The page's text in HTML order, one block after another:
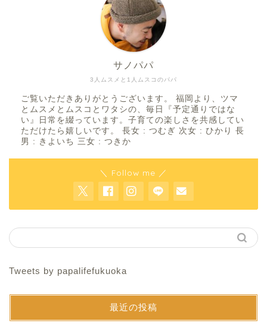
3人ムスメと1人ムスコのパパ
サノパパ
ご覧いただきありがとうございます。 福岡より、ツマ
とムスメとムスコとワタシの、毎日『予定通りではな
い』日常を綴っています。子育ての楽しさを共感してい
ただけたら嬉しいです。 長女 : つむぎ 次女 : ひかり 長
男 : きよいち 三女 : つきか
＼ Follow me ／
Tweets by papalifefukuoka
最近の投稿